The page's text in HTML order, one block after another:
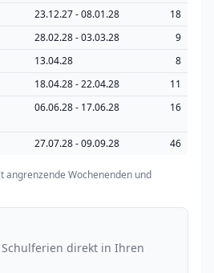
23.12.27 - 08.01.28
18
28.02.28 - 03.03.28
9
13.04.28
8
18.04.28 - 22.04.28
11
06.06.28 - 17.06.28 16
27.07.28 - 09.09.28 46
angrenzende Wochenenden und
direkt in Ihren